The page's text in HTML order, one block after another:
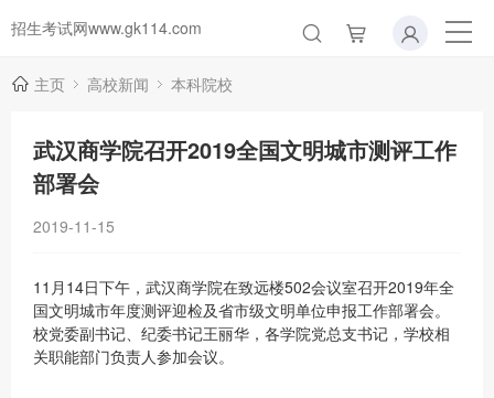
招生考试网www.gk114.com
主页 高校新闻 本科院校
武汉商学院召开2019全国文明城市测评工作
部署会
2019-11-15
11月14日下午，武汉商学院在致远楼502会议室召开2019年全
国文明城市年度测评迎检及省市级文明单位申报工作部署会。
校党委副书记、纪委书记王丽华，各学院党总支书记，学校相
关职能部门负责人参加会议。